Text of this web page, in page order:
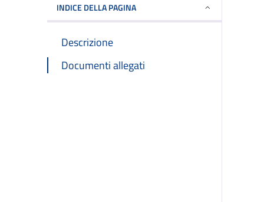
INDICE DELLA PAGINA
Descrizione
Documenti allegati